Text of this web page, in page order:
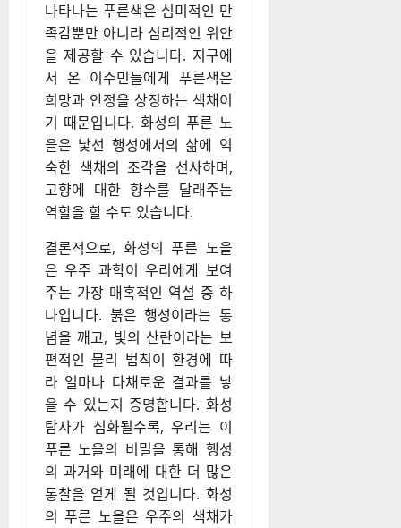
나타나는 푸른색은 심미적인 만
족감뿐만 아니라 심리적인 위안
을 제공할 수 있습니다. 지구에
서 온 이주민들에게 푸른색은
희망과 안정을 상징하는 색채이
기 때문입니다. 화성의 푸른 노
을은 낯선 행성에서의 삶에 익
숙한 색채의 조각을 선사하며,
고향에 대한 향수를 달래주는
역할을 할 수도 있습니다.
결론적으로, 화성의 푸른 노을
은 우주 과학이 우리에게 보여
주는 가장 매혹적인 역설 중 하
나입니다. 붉은 행성이라는 통
념을 깨고, 빛의 산란이라는 보
편적인 물리 법칙이 환경에 따
라 얼마나 다채로운 결과를 낳
을 수 있는지 증명합니다. 화성
탐사가 심화될수록, 우리는 이
푸른 노을의 비밀을 통해 행성
의 과거와 미래에 대한 더 많은
통찰을 얻게 될 것입니다. 화성
의 푸른 노을은 우주의 색채가